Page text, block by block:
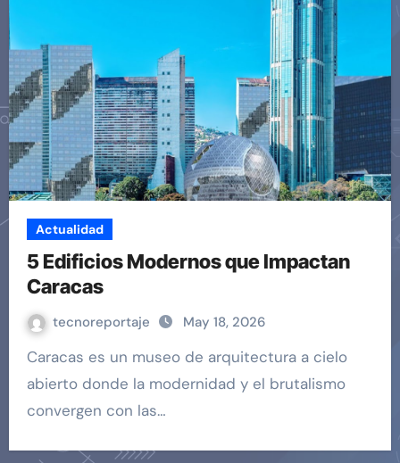
Actualidad
5 Edificios Modernos que Impactan
Caracas
tecnoreportaje May 18, 2026
Caracas es un museo de arquitectura a cielo
abierto donde la modernidad y el brutalismo
convergen con las…